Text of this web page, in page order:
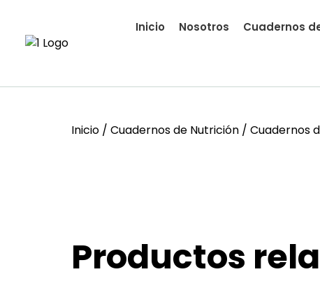
Inicio Nosotros Cuadernos
Inicio / Cuadernos de Nutrición / Cuadernos
Productos